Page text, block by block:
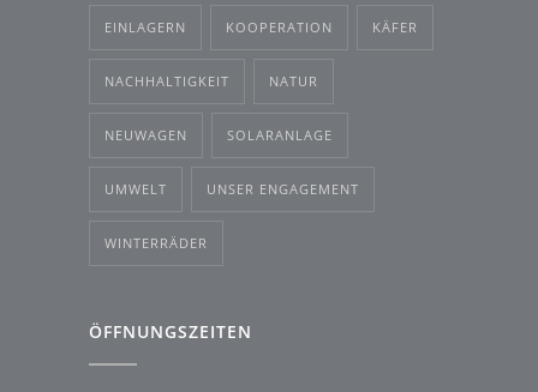
EINLAGERN KOOPERATION KÄFER
NACHHALTIGKEIT NATUR
NEUWAGEN SOLARANLAGE
UMWELT UNSER ENGAGEMENT
WINTERRÄDER
ÖFFNUNGSZEITEN